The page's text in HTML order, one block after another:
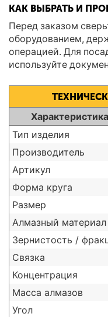
КАК ВЫБРАТЬ И
Перед заказом
оборудованием,
операцией. Для
используйте
Характеристика
Тип изделия
Производитель
Артикул
Форма круга
Размер
Алмазный материал
Зернистость /
Связка
Концентрация
Масса алмазов
Угол